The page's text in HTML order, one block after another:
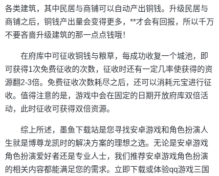
各类建筑，其中民居与商铺可以自动产出铜钱。升级民居与
商铺之后，铜钱产出量会变得更多，**才会有回报，所以千万
不要吝啬升级建筑的那一点点钱哦！
在府库中可征收铜钱与粮草，每成功收复一个城池，即
可获得1次免费征收的次数，征收时还有一定几率使获得的资
源翻2-3倍。免费征收次数耗尽之后，还可以消耗元宝进行征
收。值得注意的是，游戏中会在固定的日期开放府库双倍活
动，此时征收可获得双倍资源。
综上所述，墨鱼下载站是您寻找安卓游戏和角色扮演人
生就是博尊龙凯时的解决方案的理想之选。无论是安卓游戏
角色扮演爱好者还是专业人士，我们推荐安卓游戏角色扮演
的相关内容都能满足您的需求。立即下载或体验qq游戏三国